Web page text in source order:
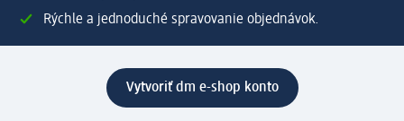
Rýchle a jednoduché spravovanie objednávok.
Vytvoriť dm e-shop konto